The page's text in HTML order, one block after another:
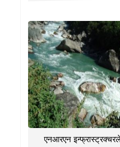
एनआरएन